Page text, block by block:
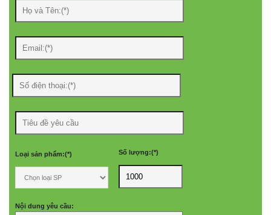
Loại sản phẩm:(*) Số lượng:(*)
Nội dung yêu cầu: